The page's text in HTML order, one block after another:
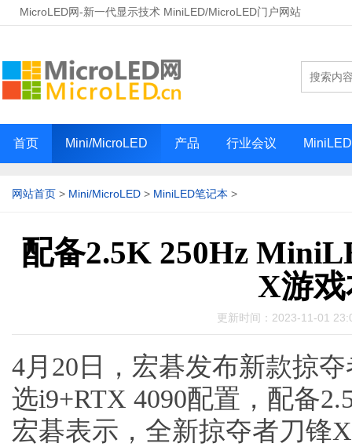
MicroLED网-新一代显示技术 MiniLED/MicroLED门户网站
首页 Mini/MicroLED 产品 行业会议
网站首页 > Mini/MicroLED > MiniLED笔记本 >
配备2.5K 250Hz
X游
更新时间：2023-11-01
4月20日，宏碁发布新款掠
选i9+RTX 4090配置，配备
宏碁表示，全新掠夺者刀锋